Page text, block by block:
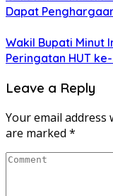
Dapat
Wakil Bupati Minut
Peringatan HUT
Leave a Reply
Your email address
are marked *